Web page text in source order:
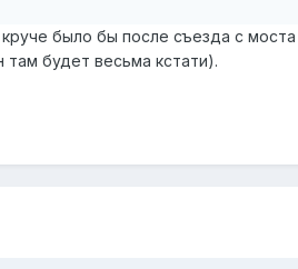
было бы после съезда с
будет весьма кстати).